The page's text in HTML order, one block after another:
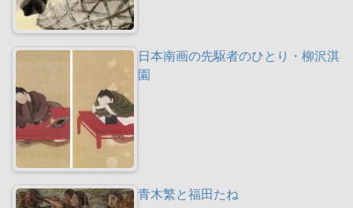
日本南画の先駆者のひとり・柳沢淇
園
青木繁と福田たね